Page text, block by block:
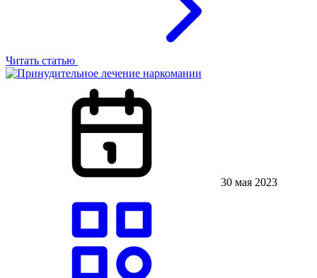
Читать статью
30 мая 2023